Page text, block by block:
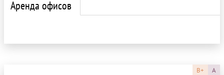
Аренда офисов
B+ A